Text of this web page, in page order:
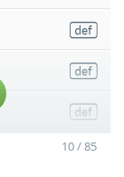
10 / 85